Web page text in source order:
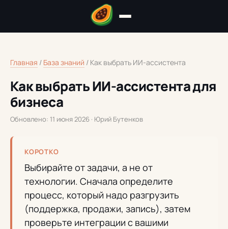
Главная / База знаний / Как выбрать ИИ-ассистента
Как выбрать ИИ-ассистента для
бизнеса
Обновлено: 11 июня 2026 · Юрий Бутенков
КОРОТКО
Выбирайте от задачи, а не от
технологии. Сначала определите
процесс, который надо разгрузить
(поддержка, продажи, запись), затем
проверьте интеграции с вашими